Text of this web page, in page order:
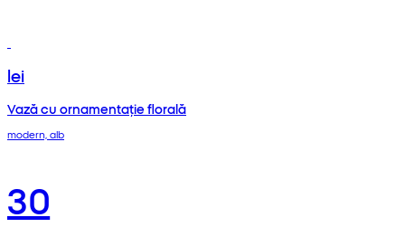
lei
Vază cu ornamentație florală
modern, alb
30